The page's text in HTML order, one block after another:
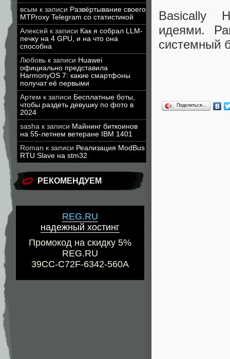
всым к записи Развёртывание своего
MTProxy Telegram со статистикой
Алексей к записи Как я собрал LLM-
печку на 4 GPU, и на что она
способна
Любовь к записи Huawei
официально представила
HarmonyOS 7: какие смартфоны
получат её первыми
Артем к записи Бесплатные боты,
чтобы раздеть девушку по фото в
2024
sasha к записи Майнинг биткоинов
на 55-летнем ветеране IBM 1401
Roman к записи Реализация ModBus
RTU Slave на stm32
РЕКОМЕНДУЕМ
REG.RU
надежный хостинг
Промокод на скидку 5%
REG.RU
39CC-C72F-6342-560A
Basically
идеями.
системный
Поделиться…